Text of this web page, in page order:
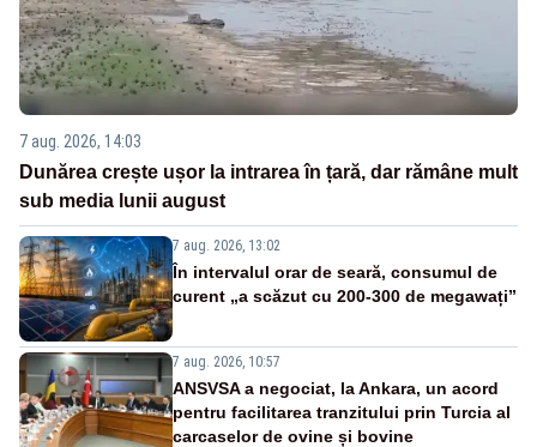
7 aug. 2026, 14:03
Dunărea crește ușor la intrarea în țară, dar rămâne mult
sub media lunii august
7 aug. 2026, 13:02
În intervalul orar de seară, consumul de
curent „a scăzut cu 200-300 de megawați”
7 aug. 2026, 10:57
ANSVSA a negociat, la Ankara, un acord
pentru facilitarea tranzitului prin Turcia al
carcaselor de ovine și bovine